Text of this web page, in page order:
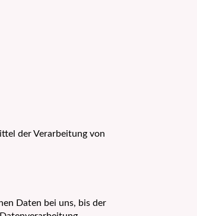
der Verarbeitung von
Daten bei uns, bis der